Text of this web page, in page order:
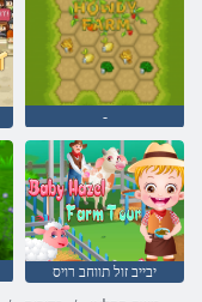
-
יבייב זול תווחב רויס